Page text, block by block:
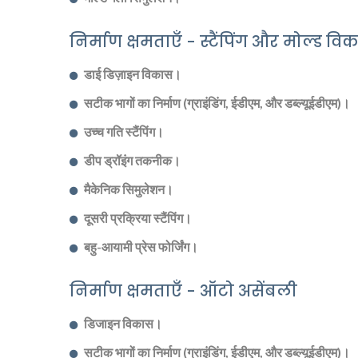
निर्माण क्षमताएँ - स्टैंपिंग और मोल्ड
डाई डिज़ाइन विकास।
सटीक भागों का निर्माण (ग्राइंडिंग, ईडीएम, और डब्ल्यूईडीएम)।
उच्च गति स्टैंपिंग।
डीप ड्रॉइंग तकनीक।
मैकेनिक सिमुलेशन।
दूसरी प्रक्रिया स्टैंपिंग।
बहु-आयामी प्रेस फोर्जिंग।
निर्माण क्षमताएँ - ऑटो असेंबली
डिजाइन विकास।
सटीक भागों का निर्माण (ग्राइंडिंग, ईडीएम, और डब्ल्यूईडीएम)।